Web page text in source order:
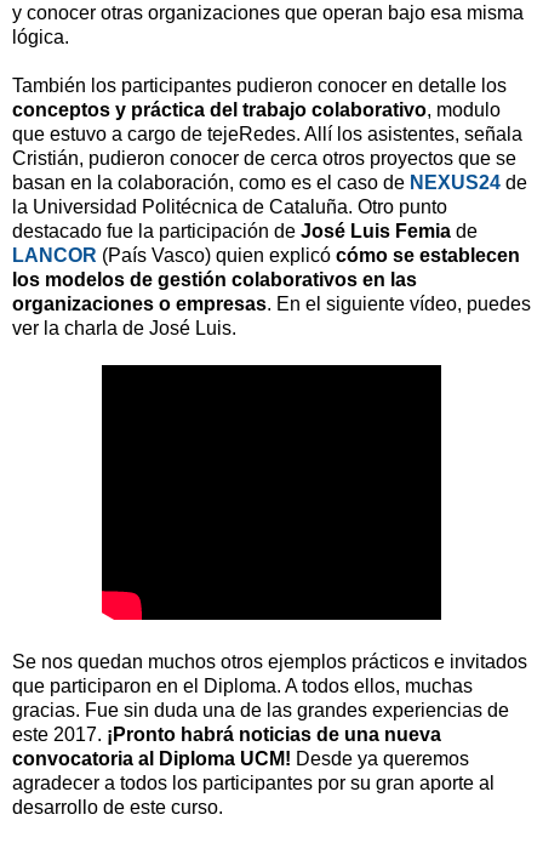
y conocer otras organizaciones que operan bajo esa misma
lógica.
También los participantes pudieron conocer en detalle los
conceptos y práctica del trabajo colaborativo, modulo
que estuvo a cargo de tejeRedes. Allí los asistentes, señala
Cristián, pudieron conocer de cerca otros proyectos que se
basan en la colaboración, como es el caso de NEXUS24 de
la Universidad Politécnica de Cataluña. Otro punto
destacado fue la participación de José Luis Femia de
LANCOR (País Vasco) quien explicó cómo se establecen
los modelos de gestión colaborativos en las
organizaciones o empresas. En el siguiente vídeo, puedes
ver la charla de José Luis.
Se nos quedan muchos otros ejemplos prácticos e invitados
que participaron en el Diploma. A todos ellos, muchas
gracias. Fue sin duda una de las grandes experiencias de
este 2017. ¡Pronto habrá noticias de una nueva
convocatoria al Diploma UCM! Desde ya queremos
agradecer a todos los participantes por su gran aporte al
desarrollo de este curso.